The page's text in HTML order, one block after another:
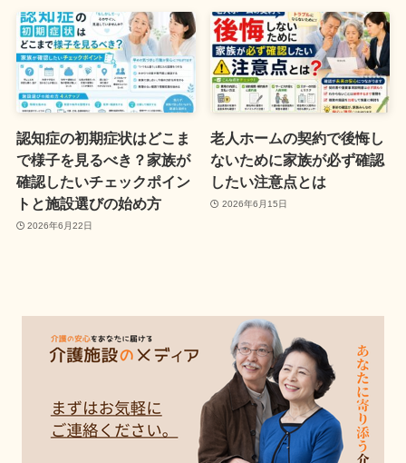
認知症の初期症状はどこま
で様子を見るべき？家族が
確認したいチェックポイン
トと施設選びの始め方
2026年6月22日
老人ホームの契約で後悔し
ないために家族が必ず確認
したい注意点とは
2026年6月15日